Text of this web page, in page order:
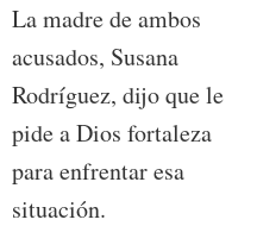
La madre de ambos
acusados, Susana
Rodríguez, dijo que le
pide a Dios fortaleza
para enfrentar esa
situación.